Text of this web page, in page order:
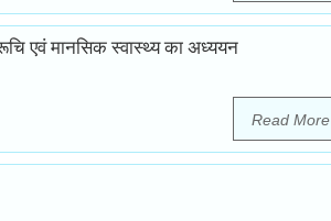
रूचि एवं मानसिक स्वास्थ्य का अध्ययन
Read More